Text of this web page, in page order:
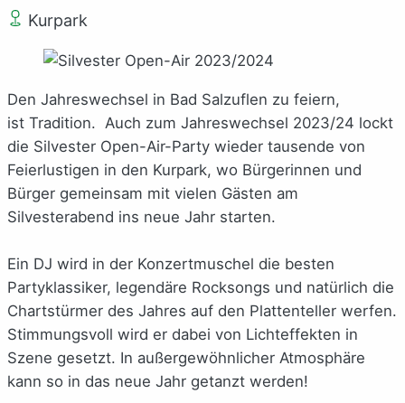
Kurpark
Den Jahreswechsel in Bad Salzuflen zu feiern,
ist Tradition. Auch zum Jahreswechsel 2023/24 lockt
die Silvester Open-Air-Party wieder tausende von
Feierlustigen in den Kurpark, wo Bürgerinnen und
Bürger gemeinsam mit vielen Gästen am
Silvesterabend ins neue Jahr starten.
Ein DJ wird in der Konzertmuschel die besten
Partyklassiker, legendäre Rocksongs und natürlich die
Chartstürmer des Jahres auf den Plattenteller werfen.
Stimmungsvoll wird er dabei von Lichteffekten in
Szene gesetzt. In außergewöhnlicher Atmosphäre
kann so in das neue Jahr getanzt werden!